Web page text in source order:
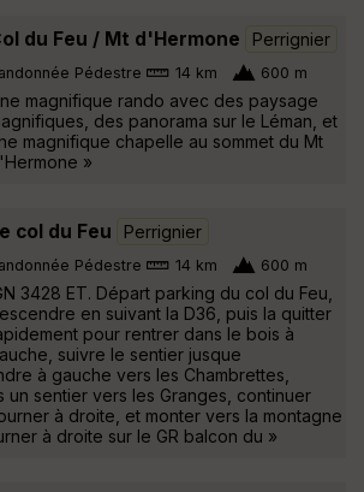
du Feu / Mt d'Hermone Perrignier
Pédestre 14 km 600 m
magnifique rando avec des paysage
des panorama sur le Léman, et
magnifique chapelle au sommet du Mt
»
col du Feu Perrignier
Pédestre 14 km 600 m
3428 ET. Départ parking du col du Feu,
en suivant la D36, puis la quitter
pour rentrer dans le bois à
suivre le sentier jusque
à gauche vers les Chambrettes,
un sentier vers les Granges, continuer
à droite, et monter vers la montagne
à droite sur le GR balcon du »